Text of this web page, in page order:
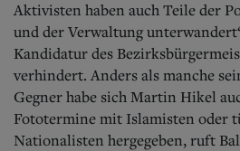
Aktivisten haben auch Teile der
und der Verwaltung
Kandidatur des
verhindert. Anders als manche
Gegner habe sich Martin Hikel
Fototermine mit Islamisten oder
Nationalisten hergegeben, ruft